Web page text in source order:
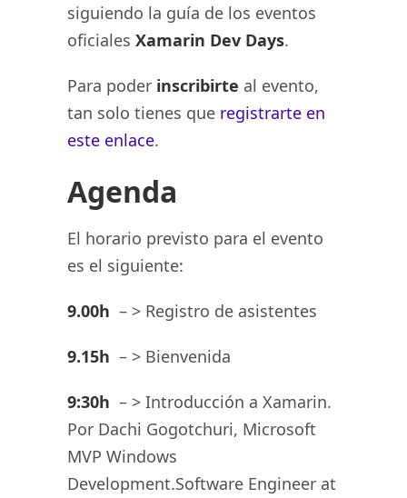
siguiendo la guía de los eventos
oficiales Xamarin Dev Days.
Para poder inscribirte al evento,
tan solo tienes que registrarte en
este enlace.
Agenda
El horario previsto para el evento
es el siguiente:
9.00h – > Registro de asistentes
9.15h – > Bienvenida
9:30h – > Introducción a Xamarin.
Por Dachi Gogotchuri, Microsoft
MVP Windows
Development.Software Engineer at